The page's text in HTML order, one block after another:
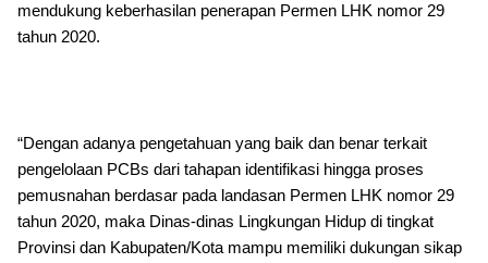
mendukung keberhasilan penerapan Permen LHK nomor 29
tahun 2020.
“Dengan adanya pengetahuan yang baik dan benar terkait
pengelolaan PCBs dari tahapan identifikasi hingga proses
pemusnahan berdasar pada landasan Permen LHK nomor 29
tahun 2020, maka Dinas-dinas Lingkungan Hidup di tingkat
Provinsi dan Kabupaten/Kota mampu memiliki dukungan sikap